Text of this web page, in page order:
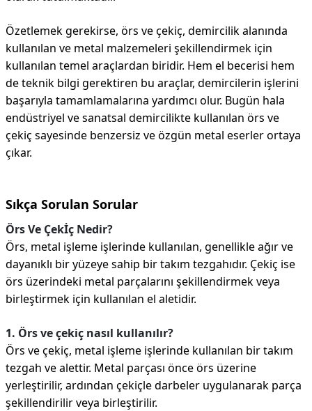
Özetlemek gerekirse, örs ve çekiç, demircilik alanında
kullanılan ve metal malzemeleri şekillendirmek için
kullanılan temel araçlardan biridir. Hem el becerisi hem
de teknik bilgi gerektiren bu araçlar, demircilerin işlerini
başarıyla tamamlamalarına yardımcı olur. Bugün hala
endüstriyel ve sanatsal demircilikte kullanılan örs ve
çekiç sayesinde benzersiz ve özgün metal eserler ortaya
çıkar.
Sıkça Sorulan Sorular
Örs Ve Çekİç Nedir?
Örs, metal işleme işlerinde kullanılan, genellikle ağır ve
dayanıklı bir yüzeye sahip bir takım tezgahıdır. Çekiç ise
örs üzerindeki metal parçalarını şekillendirmek veya
birleştirmek için kullanılan el aletidir.
1. Örs ve çekiç nasıl kullanılır?
Örs ve çekiç, metal işleme işlerinde kullanılan bir takım
tezgah ve alettir. Metal parçası önce örs üzerine
yerleştirilir, ardından çekiçle darbeler uygulanarak parça
şekillendirilir veya birleştirilir.